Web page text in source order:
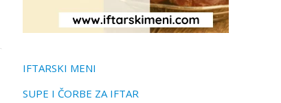
IFTARSKI MENI
SUPE I ČORBE ZA IFTAR